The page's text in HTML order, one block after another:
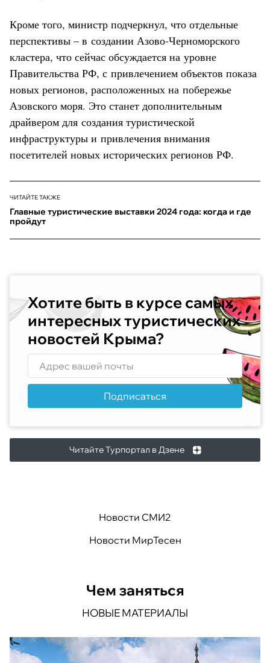
Кроме того, министр подчеркнул, что отдельные
перспективы – в создании Азово-Черноморского
кластера, что сейчас обсуждается на уровне
Правительства РФ, с привлечением объектов показа
новых регионов, расположенных на побережье
Азовского моря. Это станет дополнительным
драйвером для создания туристической
инфраструктуры и привлечения внимания
посетителей новых исторических регионов РФ.
ЧИТАЙТЕ ТАКЖЕ
Главные туристические выставки 2024 года: когда и где
пройдут
Хотите быть в курсе самых
интересных туристических
новостей Крыма?
Подписаться
Читайте Турпортал в Дзене
Новости СМИ2
Новости МирТесен
Чем заняться
НОВЫЕ МАТЕРИАЛЫ